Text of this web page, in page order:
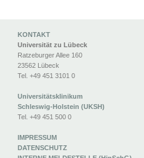
KONTAKT
Universität zu Lübeck
Ratzeburger Allee 160
23562 Lübeck
Tel. +49 451 3101 0
Universitätsklinikum
Schleswig-Holstein (UKSH)
Tel. +49 451 500 0
IMPRESSUM
DATENSCHUTZ